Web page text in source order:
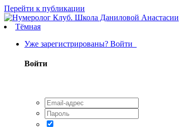
Перейти к публикации
Тёмная
Уже зарегистрированы? Войти
Войти